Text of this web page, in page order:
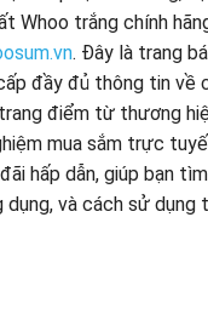
Whoo trắng chính
. Đây là trang
đầy đủ thông tin về
điểm từ thương
mua sắm trực
hấp dẫn, giúp bạn
dụng, và cách sử